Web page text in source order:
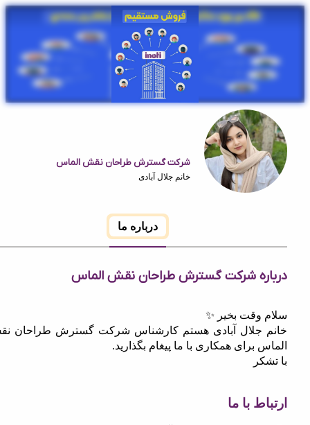
شرکت گسترش طراحان نقش الماس
خانم جلال آبادی
شرکت گسترش طراحان نقش الماس
بخیر ✨
جلال آبادی هستم کارشناس شرکت گسترش طراحان نقش
برای همکاری با ما پیغام بگذارید.
با ما